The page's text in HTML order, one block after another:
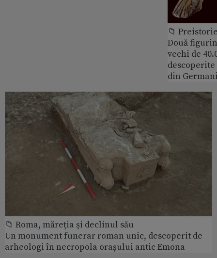
📁
Două
vechi de
din
📁 Roma, măreţia şi declinul său
Un monument funerar roman unic, descoperit de
arheologi în necropola orașului antic Emona